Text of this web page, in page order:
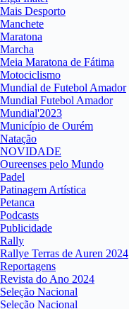
Mais Desporto
Manchete
Maratona
Marcha
Meia Maratona de Fátima
Motociclismo
Mundial de Futebol Amador
Mundial Futebol Amador
Mundial'2023
Município de Ourém
Natação
NOVIDADE
Oureenses pelo Mundo
Padel
Patinagem Artística
Petanca
Podcasts
Publicidade
Rally
Rallye Terras de Auren 2024
Reportagens
Revista do Ano 2024
Seleção Nacional
Seleção Nacional